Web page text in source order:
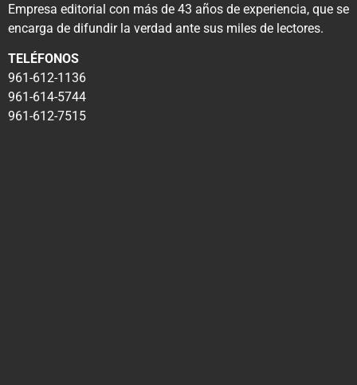
Empresa editorial con más de 43 años de experiencia, que se
encarga de difundir la verdad ante sus miles de lectores.
TELÉFONOS
961-612-1136
961-614-5744
961-612-7515